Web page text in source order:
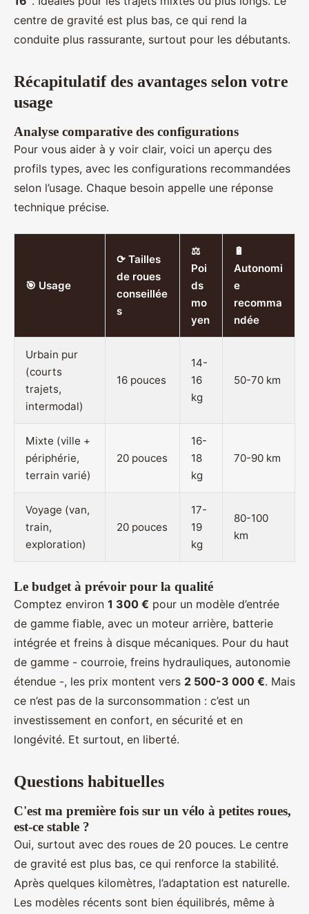
centre de gravité est plus bas, ce qui rend la
conduite plus rassurante, surtout pour les débutants.
Récapitulatif des avantages selon votre
usage
Analyse comparative des configurations
Pour vous aider à y voir clair, voici un aperçu des
profils types, avec les configurations recommandées
selon l’usage. Chaque besoin appelle une réponse
technique précise.
🎯 Usage
⟳ Tailles
de roues
conseillée
s
⚖️
Poi
ds
mo
yen
🔋
Autonomi
e
recomma
ndée
Urbain pur
(courts
trajets,
intermodal)
16 pouces
14-
16
kg
50-70 km
Mixte (ville +
périphérie,
terrain varié)
20 pouces
16-
18
kg
70-90 km
Voyage (van,
train,
exploration)
20 pouces
17-
19
kg
80-100
km
Le budget à prévoir pour la qualité
Comptez environ 1 300 € pour un modèle d’entrée
de gamme fiable, avec un moteur arrière, batterie
intégrée et freins à disque mécaniques. Pour du haut
de gamme - courroie, freins hydrauliques, autonomie
étendue -, les prix montent vers 2 500-3 000 €. Mais
ce n’est pas de la surconsommation : c’est un
investissement en confort, en sécurité et en
longévité. Et surtout, en liberté.
Questions habituelles
C'est ma première fois sur un vélo à petites roues,
est-ce stable ?
Oui, surtout avec des roues de 20 pouces. Le centre
de gravité est plus bas, ce qui renforce la stabilité.
Après quelques kilomètres, l’adaptation est naturelle.
Les modèles récents sont bien équilibrés, même à